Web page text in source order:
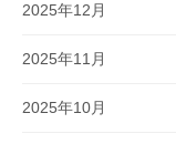
2025年12月
2025年11月
2025年10月